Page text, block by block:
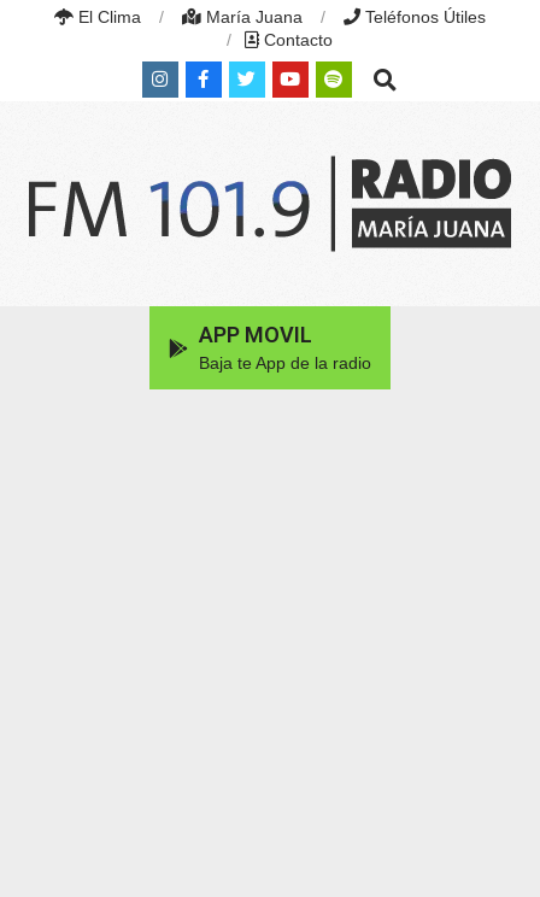
El Clima María Juana
Teléfonos Útiles
Contacto
Search
APP MOVIL
Baja te App de la radio